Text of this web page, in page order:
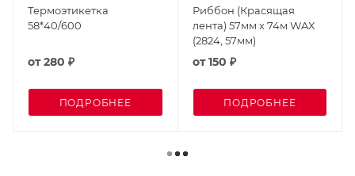
Термоэтикетка
58*40/600
от280 ₽
ПОДРОБНЕЕ
Риббон (Красящая
лента) 57мм х 74м WAX
(2824, 57мм)
от150 ₽
ПОДРОБНЕЕ